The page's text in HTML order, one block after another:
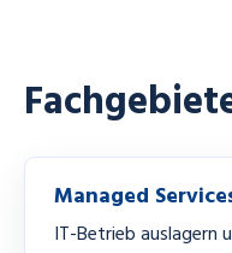
Managed
IT-Betrieb auslagern